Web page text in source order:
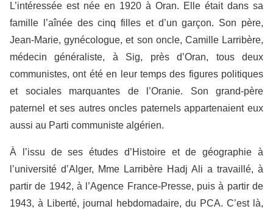
L’intéressée est née en 1920 à Oran. Elle était dans sa
famille l’aînée des cinq filles et d’un garçon. Son père,
Jean-Marie, gynécologue, et son oncle, Camille Larribère,
médecin généraliste, à Sig, près d’Oran, tous deux
communistes, ont été en leur temps des figures politiques
et sociales marquantes de l’Oranie. Son grand-père
paternel et ses autres oncles paternels appartenaient eux
aussi au Parti communiste algérien.
À l’issu de ses études d’Histoire et de géographie à
l’université d’Alger, Mme Larribère Hadj Ali a travaillé, à
partir de 1942, à l’Agence France-Presse, puis à partir de
1943, à Liberté, journal hebdomadaire, du PCA. C’est là,